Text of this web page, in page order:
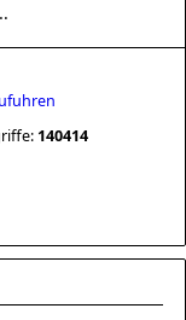
140414